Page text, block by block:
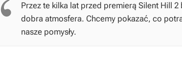
Przez te kilka lat przed premierą Silent Hill 2
dobra atmosfera. Chcemy pokazać, co
nasze pomysły.